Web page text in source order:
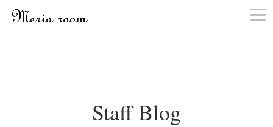
お問い合わせ
Staff Blog